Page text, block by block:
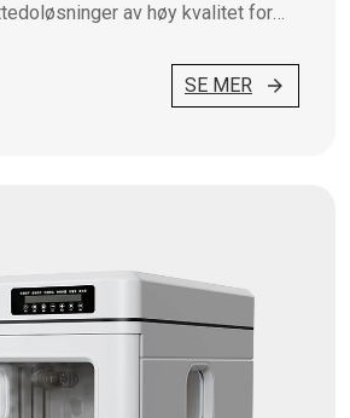
av høy kvalitet for
SE MER